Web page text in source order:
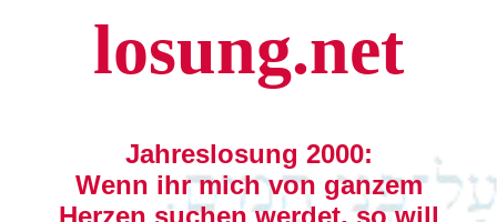
losung.net
Jahreslosung 2000:
Wenn ihr mich von ganzem
Herzen suchen werdet, so will